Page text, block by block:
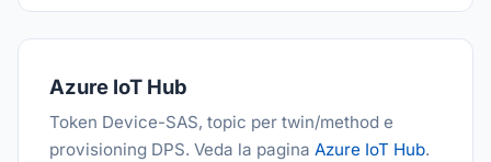
Azure IoT Hub
Token Device-SAS, topic per twin/method e
provisioning DPS. Veda la pagina Azure IoT Hub.